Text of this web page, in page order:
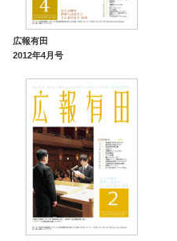
広報有田
2012年4月号